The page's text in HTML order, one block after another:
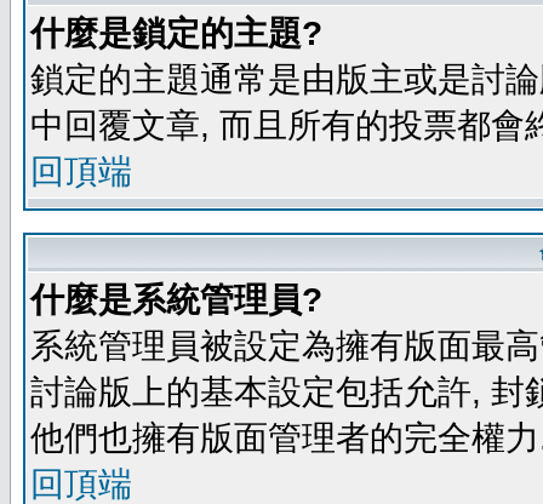
什麼是鎖定的主題?
鎖定的主題通常是由版主或是討
中回覆文章, 而且所有的投票都
回頂端
什麼是系統管理員?
系統管理員被設定為擁有版面最
討論版上的基本設定包括允許,
他們也擁有版面管理者的完全權
回頂端